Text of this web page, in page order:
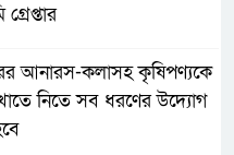
আনারস-কলাসহ কৃষিপণ্যকে
নিতে সব ধরণের উদ্যোগ